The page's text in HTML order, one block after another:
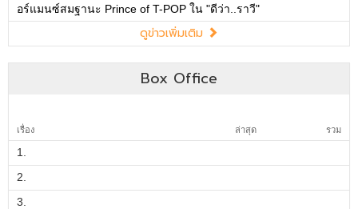
อร์แมนซ์สมฐานะ Prince of T-POP ใน "ดีว่า..ราวี"
ดูข่าวเพิ่มเติม
Box Office
เรื่อง ล่าสุด รวม
1.
2.
3.